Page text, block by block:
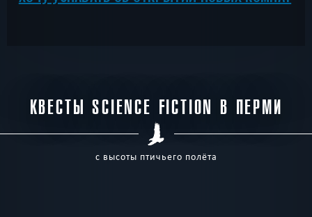
КВЕСТЫ SCIENCE FICTION В ПЕРМИ
с высоты птичьего полёта